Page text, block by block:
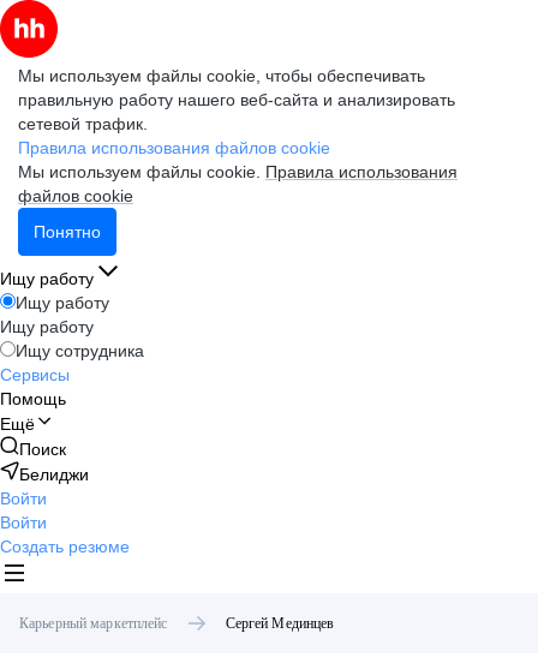
Мы используем файлы cookie, чтобы обеспечивать
правильную работу нашего веб-сайта и анализировать
сетевой трафик.
Правила использования файлов cookie
Мы используем файлы cookie. Правила использования
файлов cookie
Понятно
Ищу работу
Ищу работу
Ищу работу
Ищу сотрудника
Сервисы
Помощь
Ещё
Поиск
Белиджи
Войти
Войти
Создать резюме
Карьерный маркетплейс Сергей Мединцев